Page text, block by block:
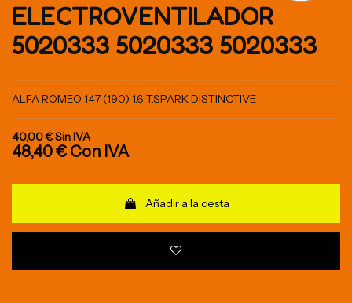
ELECTROVENTILADOR
5020333 5020333 5020333
ALFA ROMEO 147 (190) 1.6 T.SPARK DISTINCTIVE
40,00 €Sin IVA
48,40 € Con IVA
Añadir a la cesta